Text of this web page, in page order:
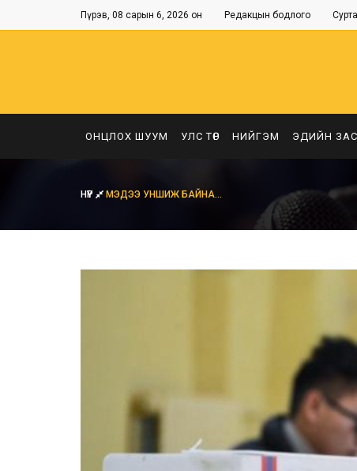
Пүрэв, 08 сарын 6, 2026 он Редакцын бодлого
ОНЦЛОХ ШУУМ УЛС ТӨР НИЙГЭМ ЭДИЙН
НҮҮР МЭДЭЭ УНШИЖ БАЙНА...